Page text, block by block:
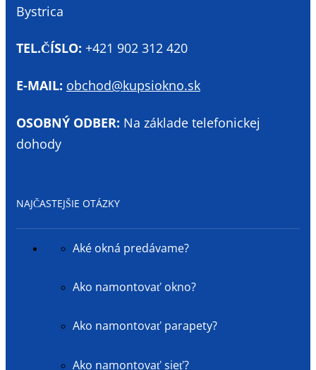
Bystrica
TEL.ČÍSLO: +421 902 312 420
E-MAIL: obchod@kupsiokno.sk
OSOBNÝ ODBER: Na základe telefonickej
dohody
NAJČASTEJŠIE OTÁZKY
Aké okná predávame?
Ako namontovať okno?
Ako namontovať parapety?
Ako namontovať sieť?